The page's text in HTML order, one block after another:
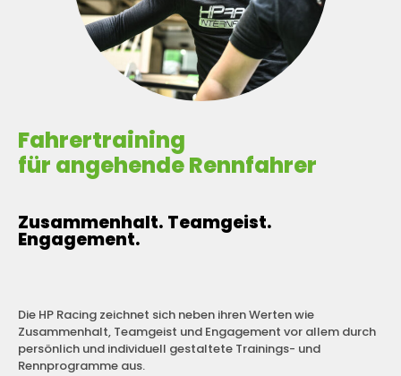
Fahrertraining
für angehende Rennfahrer
Zusammenhalt. Teamgeist.
Engagement.
Die HP Racing zeichnet sich neben ihren Werten wie
Zusammenhalt, Teamgeist und Engagement vor allem durch
persönlich und individuell gestaltete Trainings- und
Rennprogramme aus.